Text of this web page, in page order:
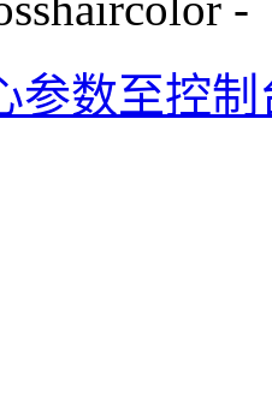
参数至控制